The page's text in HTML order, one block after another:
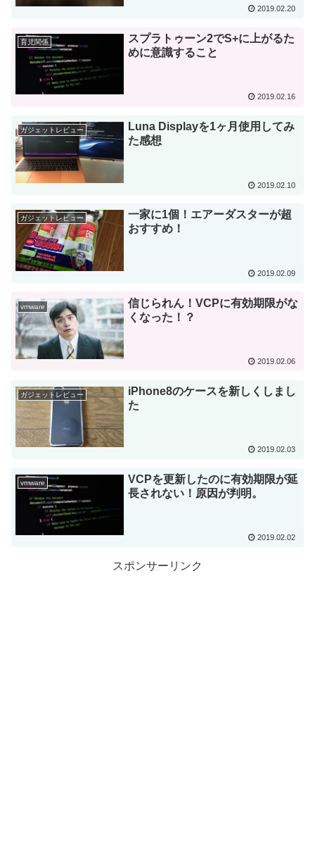
2019.02.20
育児関係
スプラトゥーン2でS+に上がるた
めに意識すること
2019.02.16
ガジェットレビュー
Luna Displayを1ヶ月使用してみ
た感想
2019.02.10
ガジェットレビュー
一家に1個！エアーダスターが超
おすすめ！
2019.02.09
vmware
信じられん！VCPに有効期限がな
くなった！？
2019.02.06
ガジェットレビュー
iPhone8のケースを新しくしまし
た
2019.02.03
vmware
VCPを更新したのに有効期限が延
長されない！原因が判明。
2019.02.02
スポンサーリンク